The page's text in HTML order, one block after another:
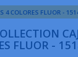
4 COLORES FLUOR -
FLUOR -